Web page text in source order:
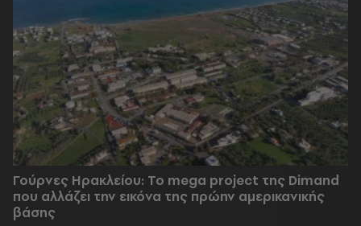
Γούρνες Ηρακλείου: To mega project της Dimand
που αλλάζει την εικόνα της πρώην αμερικανικής
βάσης